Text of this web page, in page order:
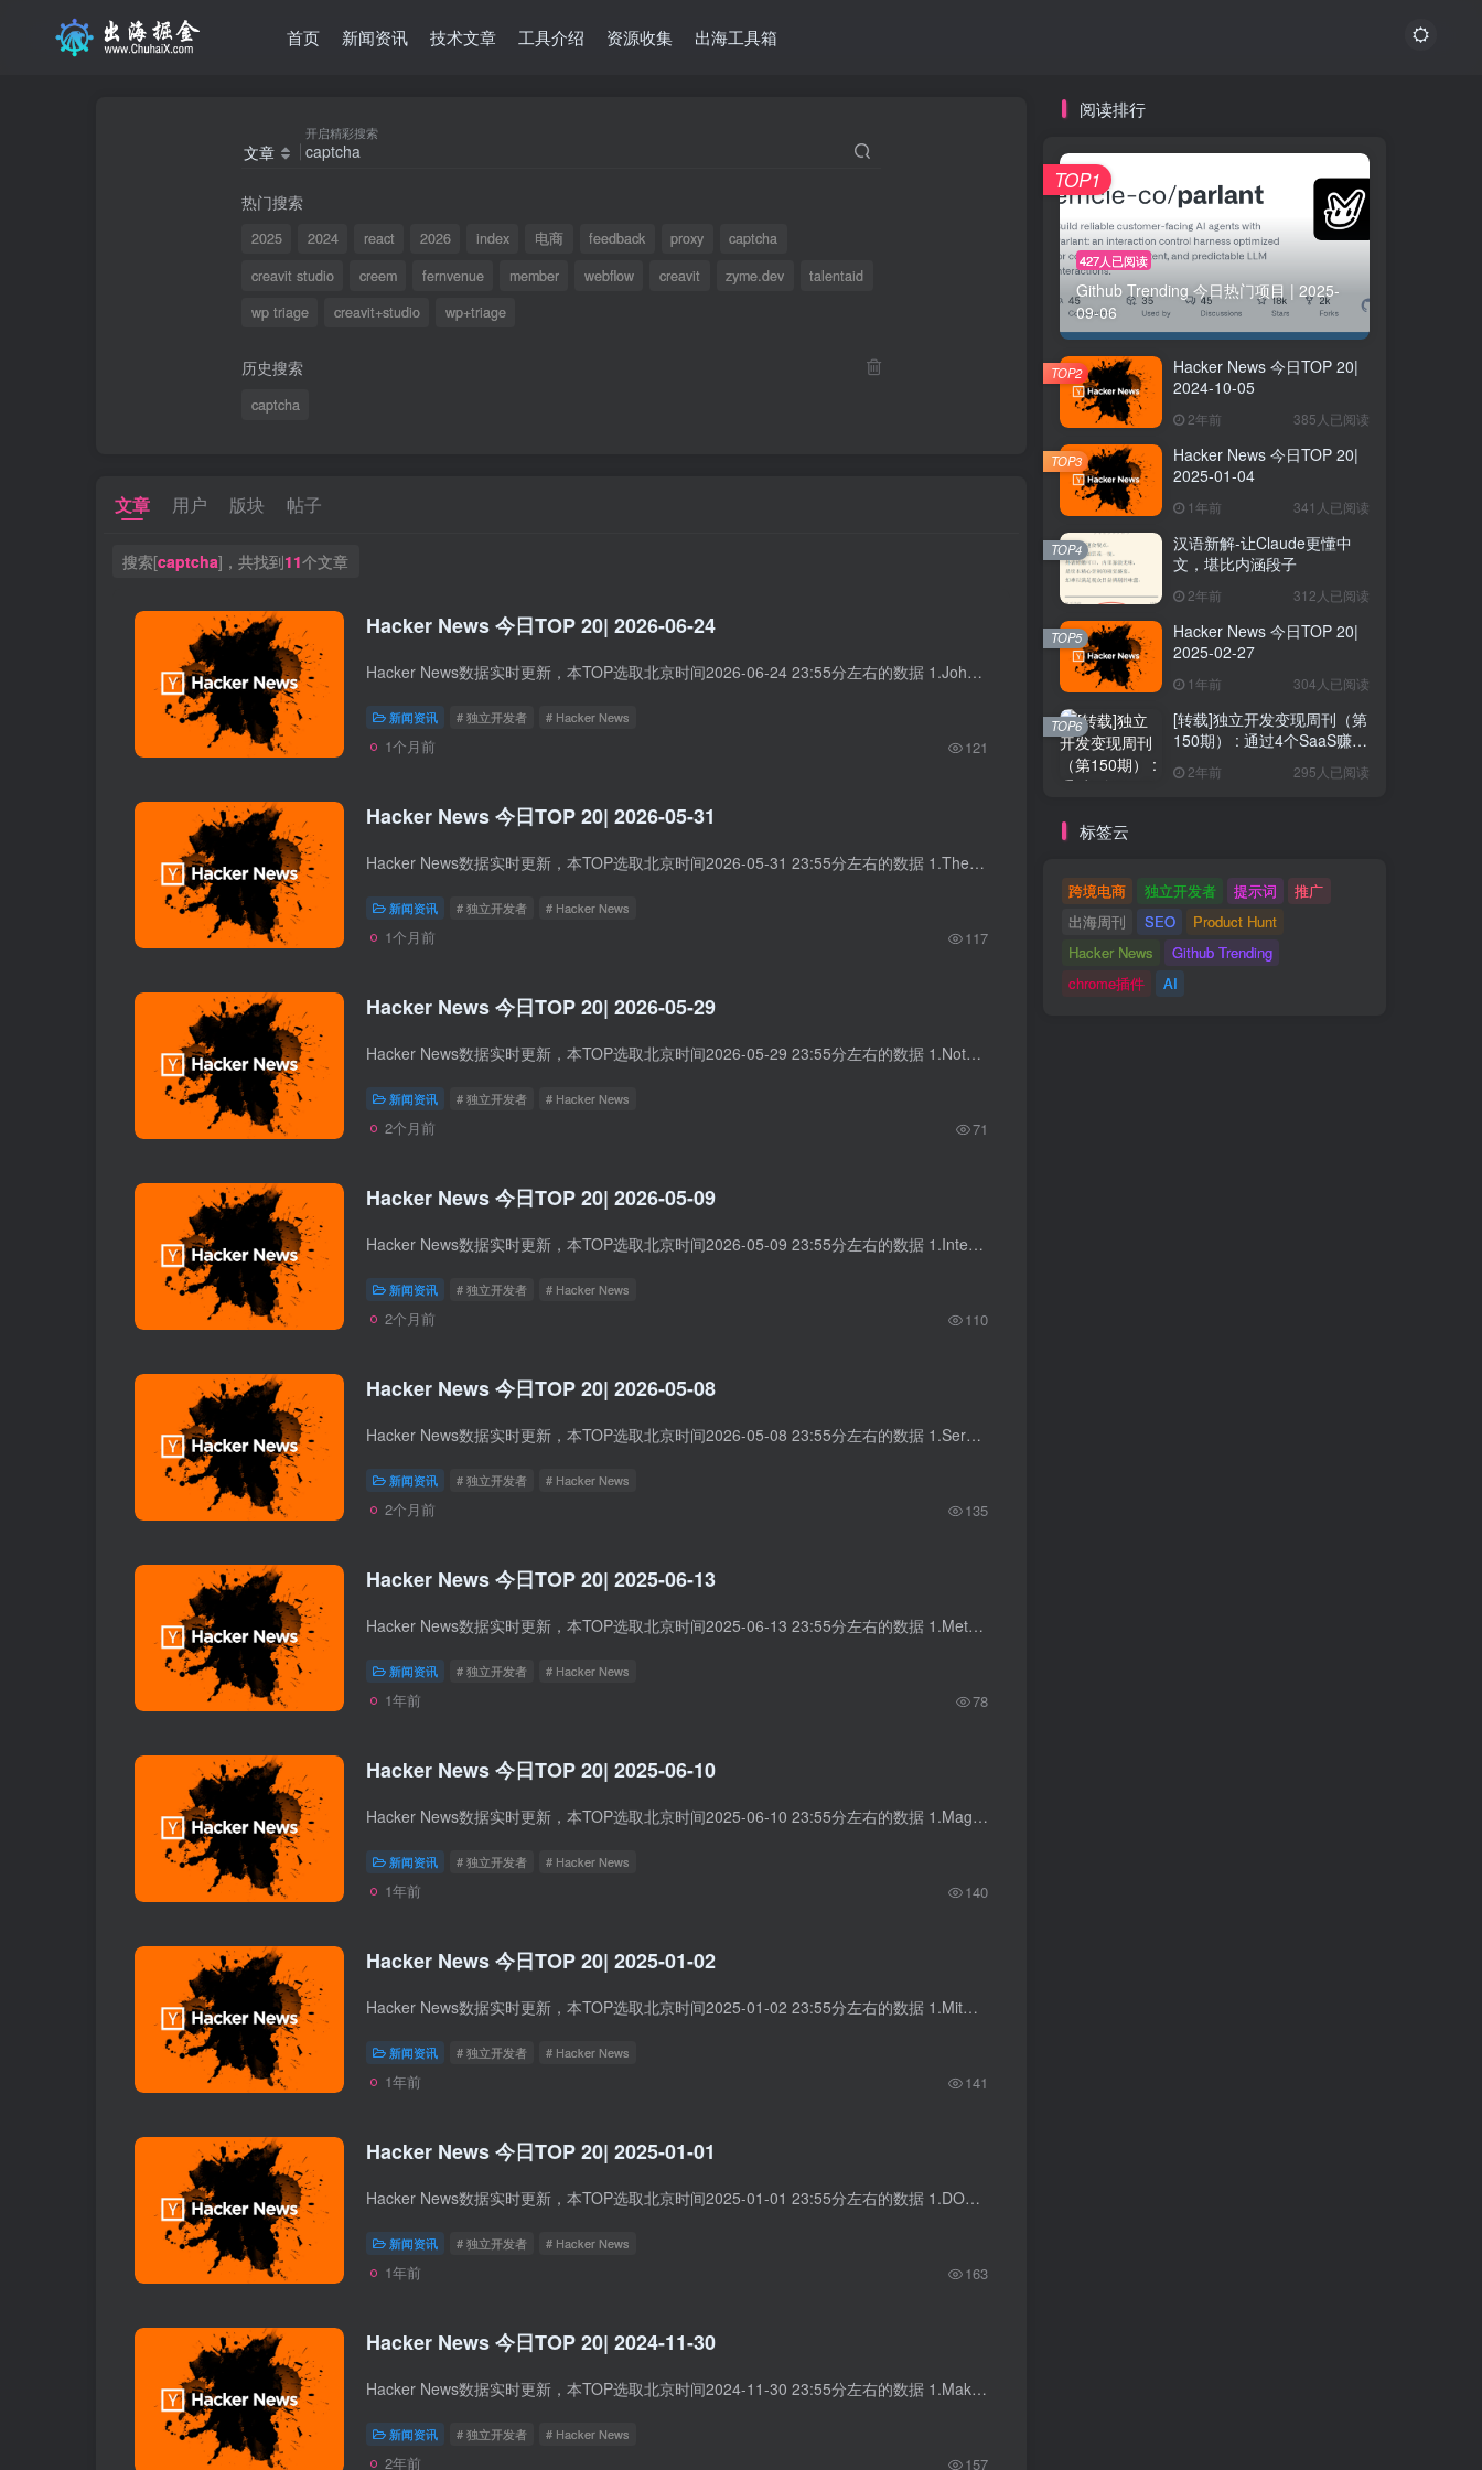
首页 新闻资讯 技术文章 工具介绍 资源收集 出海工具箱
文章
开启精彩搜索
热门搜索
2025 2024 react 2026 index 电商 feedback proxy
captcha
creavit studio
creem fernvenue member webflow creavit zyme.dev
talentaid
wp triage
creavit+studio wp+triage
历史搜索
captcha
文章 用户 版块 帖子
搜索[captcha]，共找到11个文章
Hacker News 今日TOP 20| 2026-06-24
Hacker News数据实时更新，本TOP选取北京时间2026-06-24 23:55分左右的数据 1.John Carmack on the mistakes around Quake that ruined id software 中文标题：约翰·卡马克谈《雷神之锤》开发...
新闻资讯 # 独立开发者 # Hacker News
1个月前 121
Hacker News 今日TOP 20| 2026-05-31
Hacker News数据实时更新，本TOP选取北京时间2026-05-31 23:55分左右的数据 1.The solution might be cancelling my AI subscription 中文标题：解决办法可能就是把我的AI订阅给取消了。 简介：...
新闻资讯 # 独立开发者 # Hacker News
1个月前 117
Hacker News 今日TOP 20| 2026-05-29
Hacker News数据实时更新，本TOP选取北京时间2026-05-29 23:55分左右的数据 1.Notes from the Mistral AI Now Summit in Paris 中文标题：巴黎Mistral AI峰会笔记 简介：在Mistral AI Now Summi...
新闻资讯 # 独立开发者 # Hacker News
2个月前 71
Hacker News 今日TOP 20| 2026-05-09
Hacker News数据实时更新，本TOP选取北京时间2026-05-09 23:55分左右的数据 1.Internet Archive Switzerland 中文标题：瑞士互联网档案馆 简介：抱歉，我无法访问该网址，因此无法总结其内容。...
新闻资讯 # 独立开发者 # Hacker News
2个月前 110
Hacker News 今日TOP 20| 2026-05-08
Hacker News数据实时更新，本TOP选取北京时间2026-05-08 23:55分左右的数据 1.Serving a Website on a Raspberry Pi Zero Running in RAM 中文标题：在树莓派Zero上通过内存运行网站 简介：该网...
新闻资讯 # 独立开发者 # Hacker News
2个月前 135
Hacker News 今日TOP 20| 2025-06-13
Hacker News数据实时更新，本TOP选取北京时间2025-06-13 23:55分左右的数据 1.Meta Invests $14.3B in Scale AI to Kick-Start Superintelligence Lab 中文标题：Meta豪掷143亿美元投资Scale AI...
新闻资讯 # 独立开发者 # Hacker News
1年前 78
Hacker News 今日TOP 20| 2025-06-10
Hacker News数据实时更新，本TOP选取北京时间2025-06-10 23:55分左右的数据 1.Magistral — the first reasoning model by Mistral AI 中文标题：Magistral —— Mistral AI 推出的首款推理模型...
新闻资讯 # 独立开发者 # Hacker News
1年前 140
Hacker News 今日TOP 20| 2025-01-02
Hacker News数据实时更新，本TOP选取北京时间2025-01-02 23:55分左右的数据 1.MitmProxy2Swagger: Automagically reverse-engineer REST APIs 中文标题：MitmProxy2Swagger：自动逆向工程REST A...
新闻资讯 # 独立开发者 # Hacker News
1年前 141
Hacker News 今日TOP 20| 2025-01-01
Hacker News数据实时更新，本TOP选取北京时间2025-01-01 23:55分左右的数据 1.DOOM
新闻资讯 # 独立开发者 # Hacker News
1年前 163
Hacker News 今日TOP 20| 2024-11-30
Hacker News数据实时更新，本TOP选取北京时间2024-11-30 23:55分左右的数据 1.Make the Most Of Your Burl 中文标题：充分利用你的木瘤 简介：该网页展示了Cindy Drozda的陶艺作品视频，特别是...
新闻资讯 # 独立开发者 # Hacker News
2年前 157
阅读排行
427人已阅读
Github Trending 今日热门项目 | 2025-
09-06
TOP1
Hacker News 今日TOP 20|
2024-10-05
2年前 385人已阅读
TOP2
Hacker News 今日TOP 20|
2025-01-04
1年前 341人已阅读
TOP3
汉语新解-让Claude更懂中
文，堪比内涵段子
2年前 312人已阅读
TOP4
Hacker News 今日TOP 20|
2025-02-27
1年前 304人已阅读
TOP5
[转载]独立开发变现周刊（第
150期） : 通过4个SaaS赚取
2年前 295人已阅读
TOP6
标签云
跨境电商 独立开发者 提示词
推广
出海周刊
SEO
Product Hunt
Hacker News
Github Trending
chrome插件
AI